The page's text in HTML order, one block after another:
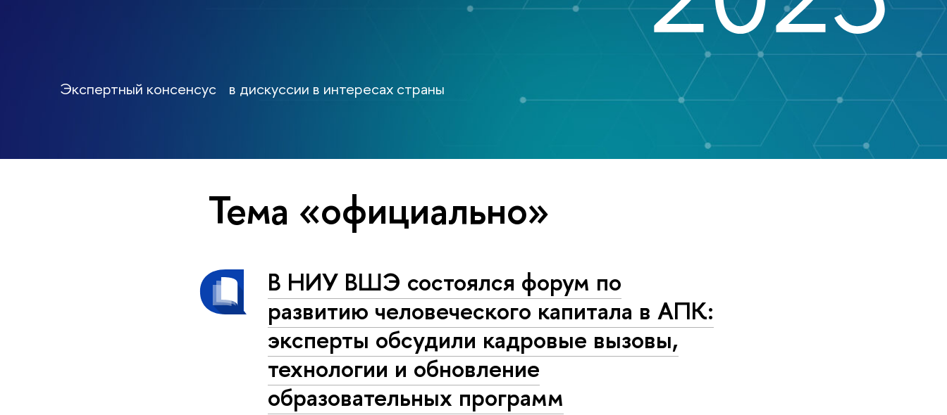
Экспертный консенсус в дискуссии в интересах страны
Тема «официально»
В НИУ ВШЭ состоялся форум по
развитию человеческого капитала в АПК:
эксперты обсудили кадровые вызовы,
технологии и обновление
образовательных программ